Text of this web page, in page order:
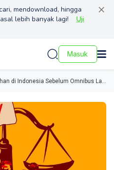
mendownload, hingga
lebih banyak lagi!
Uji
Masuk
di Indonesia Sebelum Omnibus Law